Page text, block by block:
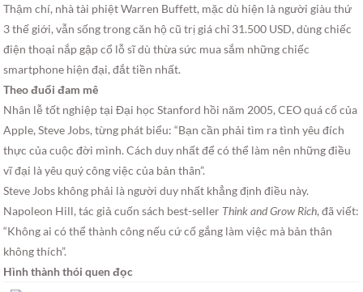
Thậm chí, nhà tài phiệt Warren Buffett, mặc dù hiện là người giàu thứ
3 thế giới, vẫn sống trong căn hộ cũ trị giá chỉ 31.500 USD, dùng chiếc
điện thoại nắp gập cổ lỗ sĩ dù thừa sức mua sắm những chiếc
smartphone hiện đại, đắt tiền nhất.
Theo đuổi đam mê
Nhân lễ tốt nghiệp tại Đại học Stanford hồi năm 2005, CEO quá cố của
Apple, Steve Jobs, từng phát biểu: “Bạn cần phải tìm ra tình yêu đích
thực của cuộc đời mình. Cách duy nhất để có thể làm nên những điều
vĩ đại là yêu quý công việc của bản thân”.
Steve Jobs không phải là người duy nhất khẳng định điều này.
Napoleon Hill, tác giả cuốn sách best-seller Think and Grow Rich, đã viết:
“Không ai có thể thành công nếu cứ cố gắng làm việc mà bản thân
không thích”.
Hình thành thói quen đọc